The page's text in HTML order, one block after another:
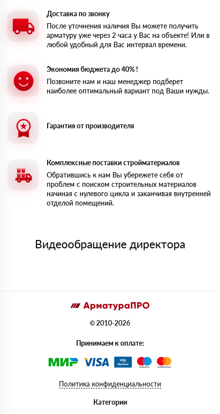
Доставка по звонку
После уточнения наличия Вы можете получить
арматуру уже через 2 часа у Вас на объекте! Или в
любой удобный для Вас интервал времени.
Экономия бюджета до 40% !
Позвоните нам и наш менеджер подберет
наиболее оптимальный вариант под Ваши нужды.
Гарантия от производителя
Комплексные поставки стройматериалов
Обратившись к нам Вы убережете себя от
проблем с поиском строительных материалов
начиная с нулевого цикла и заканчивая внутренней
отделой помещений.
Видеообращение директора
© 2010-2026
Принимаем к оплате:
Политика конфиденциальности
Категории